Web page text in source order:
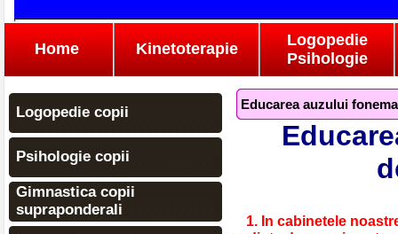
Home Kinetoterapie
Logopedie
Psihologie
Logopedie copii
Psihologie copii
Gimnastica copii
supraponderali
Educarea auzului
1. In cabinetele